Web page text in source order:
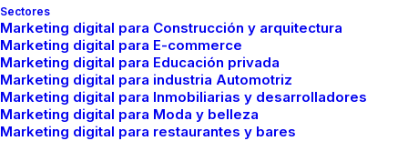
Sectores
Marketing digital para Construcción y arquitectura
Marketing digital para E-commerce
Marketing digital para Educación privada
Marketing digital para industria Automotriz
Marketing digital para Inmobiliarias y desarrolladores
Marketing digital para Moda y belleza
Marketing digital para restaurantes y bares
Nothing Found
It seems we can’t find what you’re looking for.
Perhaps searching can help.